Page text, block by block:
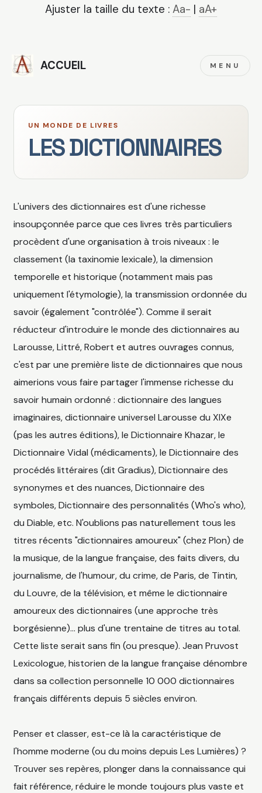
Ajuster la taille du texte : Aa- | aA+
ACCUEIL MENU
UN MONDE DE LIVRES
LES DICTIONNAIRES
L'univers des dictionnaires est d'une richesse
insoupçonnée parce que ces livres très particuliers
procèdent d'une organisation à trois niveaux : le
classement (la taxinomie lexicale), la dimension
temporelle et historique (notamment mais pas
uniquement l'étymologie), la transmission ordonnée du
savoir (également "contrôlée"). Comme il serait
réducteur d'introduire le monde des dictionnaires au
Larousse, Littré, Robert et autres ouvrages connus,
c'est par une première liste de dictionnaires que nous
aimerions vous faire partager l'immense richesse du
savoir humain ordonné : dictionnaire des langues
imaginaires, dictionnaire universel Larousse du XIXe
(pas les autres éditions), le Dictionnaire Khazar, le
Dictionnaire Vidal (médicaments), le Dictionnaire des
procédés littéraires (dit Gradius), Dictionnaire des
synonymes et des nuances, Dictionnaire des
symboles, Dictionnaire des personnalités (Who's who),
du Diable, etc. N'oublions pas naturellement tous les
titres récents "dictionnaires amoureux" (chez Plon) de
la musique, de la langue française, des faits divers, du
journalisme, de l'humour, du crime, de Paris, de Tintin,
du Louvre, de la télévision, et même le dictionnaire
amoureux des dictionnaires (une approche très
borgésienne)... plus d'une trentaine de titres au total.
Cette liste serait sans fin (ou presque). Jean Pruvost
Lexicologue, historien de la langue française dénombre
dans sa collection personnelle 10 000 dictionnaires
français différents depuis 5 siècles environ.
Penser et classer, est-ce là la caractéristique de
l'homme moderne (ou du moins depuis Les Lumières) ?
Trouver ses repères, plonger dans la connaissance qui
fait référence, réduire le monde toujours plus vaste et